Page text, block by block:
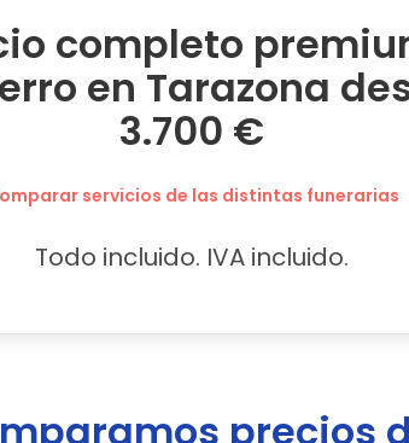
completo
en Tarazona
3.700 €
servicios de las distintas funerarias
Todo incluido. IVA incluido.
precios